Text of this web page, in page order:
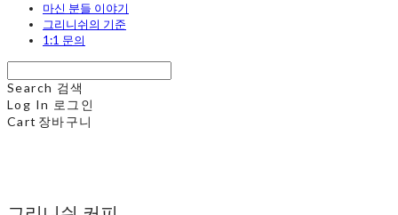
마신 분들 이야기
그리니쉬의 기준
1:1 문의
Search 검색
Log In 로그인
Cart 장바구니